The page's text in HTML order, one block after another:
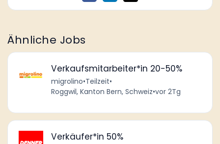
Ähnliche Jobs
Verkaufsmitarbeiter*in 20-50%
migrolino•Teilzeit•
Roggwil, Kanton Bern, Schweiz•vor 2Tg
Verkäufer*in 50%